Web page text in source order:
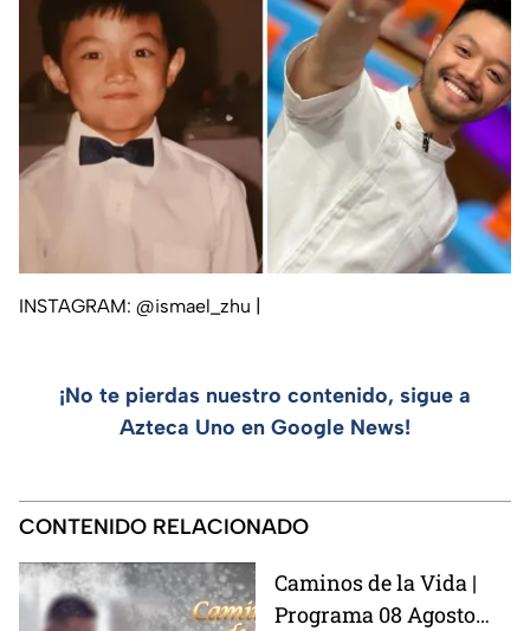
INSTAGRAM: @ismael_zhu
¡No te pierdas nuestro contenido, sigue a
Azteca Uno en Google News!
CONTENIDO RELACIONADO
Caminos de la Vida |
Programa 08 Agosto